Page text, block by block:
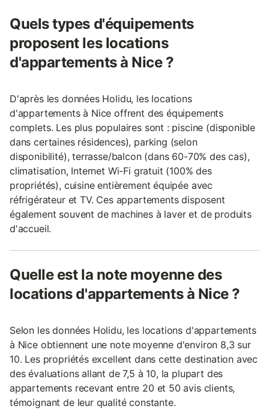
Quels types d'équipements
proposent les locations
d'appartements à Nice ?
D'après les données Holidu, les locations
d'appartements à Nice offrent des équipements
complets. Les plus populaires sont : piscine (disponible
dans certaines résidences), parking (selon
disponibilité), terrasse/balcon (dans 60-70% des cas),
climatisation, Internet Wi-Fi gratuit (100% des
propriétés), cuisine entièrement équipée avec
réfrigérateur et TV. Ces appartements disposent
également souvent de machines à laver et de produits
d'accueil.
Quelle est la note moyenne des
locations d'appartements à Nice ?
Selon les données Holidu, les locations d'appartements
à Nice obtiennent une note moyenne d'environ 8,3 sur
10. Les propriétés excellent dans cette destination avec
des évaluations allant de 7,5 à 10, la plupart des
appartements recevant entre 20 et 50 avis clients,
témoignant de leur qualité constante.